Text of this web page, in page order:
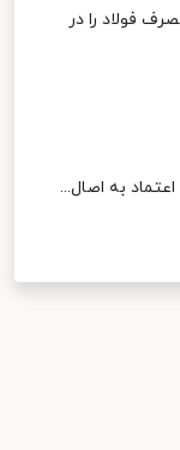
فولاد را در
به اصال...